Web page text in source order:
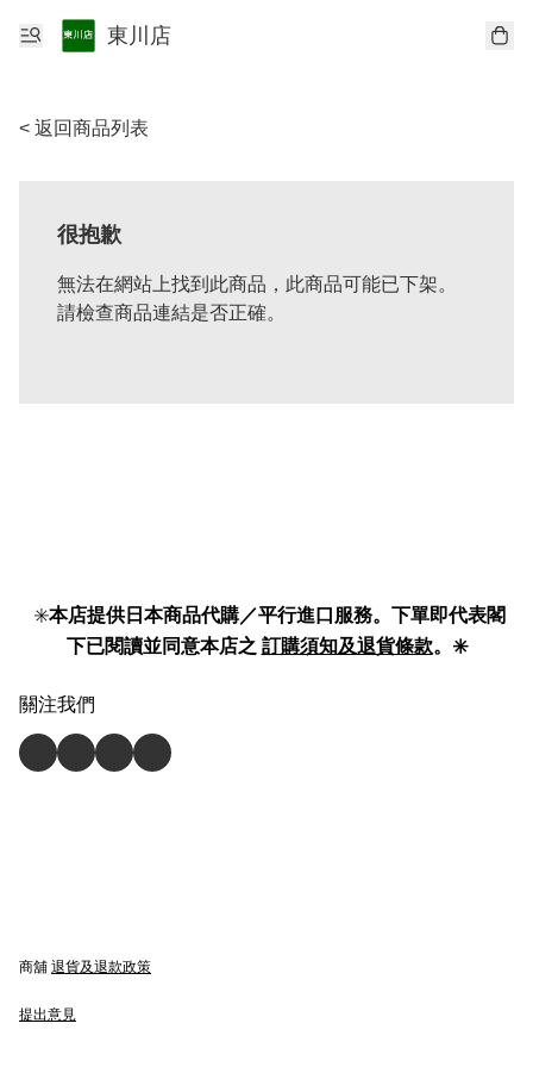
東川店
< 返回商品列表
很抱歉
無法在網站上找到此商品，此商品可能已下架。
請檢查商品連結是否正確。
✳️本店提供日本商品代購／平行進口服務。下單即代表閣
下已閱讀並同意本店之 訂購須知及退貨條款。✳️
關注我們
商舖 退貨及退款政策
提出意見